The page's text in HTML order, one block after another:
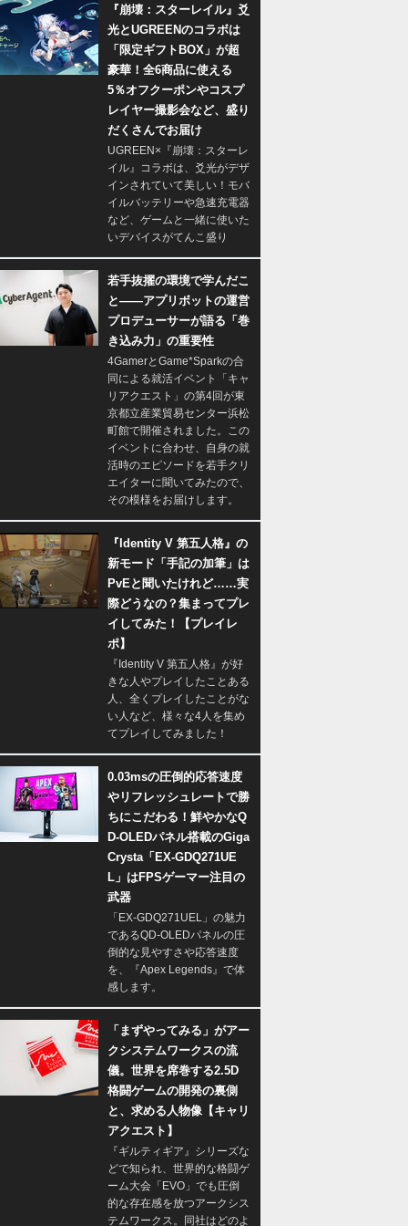
『崩壊：スターレイル』爻
光とUGREENのコラボは
「限定ギフトBOX」が超
豪華！全6商品に使える
5％オフクーポンやコスプ
レイヤー撮影会など、盛り
だくさんでお届け
UGREEN×『崩壊：スターレ
イル』コラボは、爻光がデザ
インされていて美しい！モバ
イルバッテリーや急速充電器
など、ゲームと一緒に使いた
いデバイスがてんこ盛り
若手抜擢の環境で学んだこ
と――アプリボットの運営
プロデューサーが語る「巻
き込み力」の重要性
4GamerとGame*Sparkの合
同による就活イベント「キャ
リアクエスト」の第4回が東
京都立産業貿易センター浜松
町館で開催されました。この
イベントに合わせ、自身の就
活時のエピソードを若手クリ
エイターに聞いてみたので、
その模様をお届けします。
『Identity V 第五人格』の
新モード「手記の加筆」は
PvEと聞いたけれど……実
際どうなの？集まってプレ
イしてみた！【プレイレ
ポ】
『Identity V 第五人格』が好
きな人やプレイしたことある
人、全くプレイしたことがな
い人など、様々な4人を集め
てプレイしてみました！
0.03msの圧倒的応答速度
やリフレッシュレートで勝
ちにこだわる！鮮やかなQ
D-OLEDパネル搭載のGiga
Crysta「EX-GDQ271UE
L」はFPSゲーマー注目の
武器
「EX-GDQ271UEL」の魅力
であるQD-OLEDパネルの圧
倒的な見やすさや応答速度
を、『Apex Legends』で体
感します。
「まずやってみる」がアー
クシステムワークスの流
儀。世界を席巻する2.5D
格闘ゲームの開発の裏側
と、求める人物像【キャリ
アクエスト】
『ギルティギア』シリーズな
どで知られ、世界的な格闘ゲ
ーム大会「EVO」でも圧倒
的な存在感を放つアークシス
テムワークス。同社はどのよ